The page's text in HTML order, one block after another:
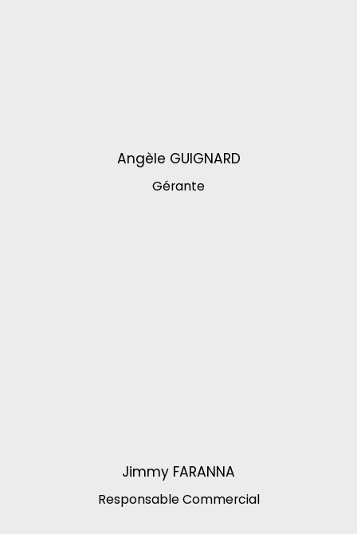
Angèle GUIGNARD
Gérante
Jimmy FARANNA
Responsable Commercial